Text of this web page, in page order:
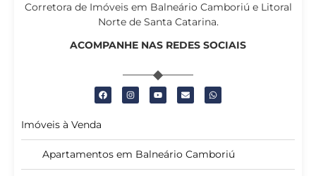
Corretora de Imóveis em Balneário Camboriú e Litoral
Norte de Santa Catarina.
ACOMPANHE NAS REDES SOCIAIS
Imóveis à Venda
Apartamentos em Balneário Camboriú